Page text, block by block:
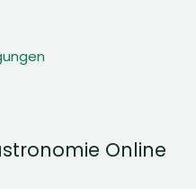
Online